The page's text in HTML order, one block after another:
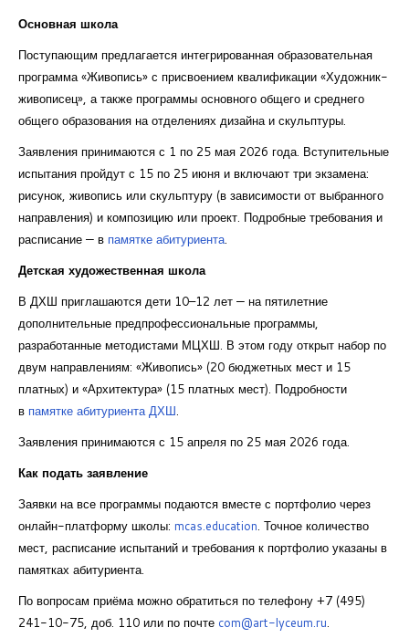
Основная школа
Поступающим предлагается интегрированная образовательная
программа «Живопись» с присвоением квалификации «Художник-
живописец», а также программы основного общего и среднего
общего образования на отделениях дизайна и скульптуры.
Заявления принимаются с 1 по 25 мая 2026 года. Вступительные
испытания пройдут с 15 по 25 июня и включают три экзамена:
рисунок, живопись или скульптуру (в зависимости от выбранного
направления) и композицию или проект. Подробные требования и
расписание — в памятке абитуриента.
Детская художественная школа
В ДХШ приглашаются дети 10–12 лет — на пятилетние
дополнительные предпрофессиональные программы,
разработанные методистами МЦХШ. В этом году открыт набор по
двум направлениям: «Живопись» (20 бюджетных мест и 15
платных) и «Архитектура» (15 платных мест). Подробности
в памятке абитуриента ДХШ.
Заявления принимаются с 15 апреля по 25 мая 2026 года.
Как подать заявление
Заявки на все программы подаются вместе с портфолио через
онлайн-платформу школы: mcas.education. Точное количество
мест, расписание испытаний и требования к портфолио указаны в
памятках абитуриента.
По вопросам приёма можно обратиться по телефону +7 (495)
241-10-75, доб. 110 или по почте com@art-lyceum.ru.